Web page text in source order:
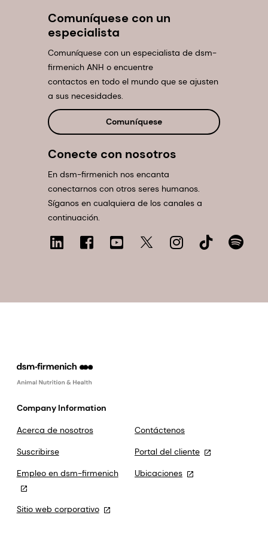
Comuníquese con un
especialista
Comuníquese con un especialista de dsm-
firmenich ANH o encuentre
contactos en todo el mundo que se ajusten
a sus necesidades.
Comuníquese
Conecte con nosotros
En dsm-firmenich nos encanta
conectarnos con otros seres humanos.
Síganos en cualquiera de los canales a
continuación.
Company Information
Acerca de nosotros
Contáctenos
Suscribirse
Portal del cliente
Empleo en dsm-firmenich
Ubicaciones
Sitio web corporativo